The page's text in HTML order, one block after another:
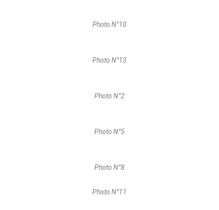
Photo N°10
Photo N°13
Photo N°2
Photo N°5
Photo N°8
Photo N°11